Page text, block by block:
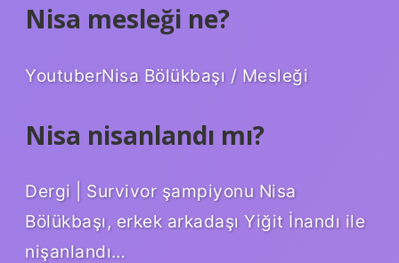
Nisa mesleği ne?
YoutuberNisa Bölükbaşı / Mesleği
Nisa nisanlandı mı?
Dergi | Survivor şampiyonu Nisa
Bölükbaşı, erkek arkadaşı Yiğit İnandı ile
nişanlandı…